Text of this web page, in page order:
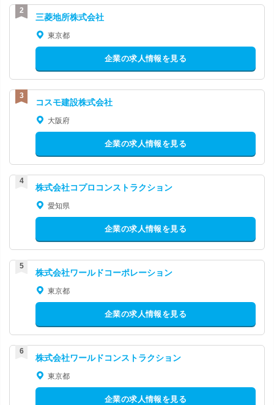
三菱地所株式会社
東京都
企業の求人情報を見る
コスモ建設株式会社
大阪府
企業の求人情報を見る
株式会社コプロコンストラクション
愛知県
企業の求人情報を見る
株式会社ワールドコーポレーション
東京都
企業の求人情報を見る
株式会社ワールドコンストラクション
東京都
企業の求人情報を見る